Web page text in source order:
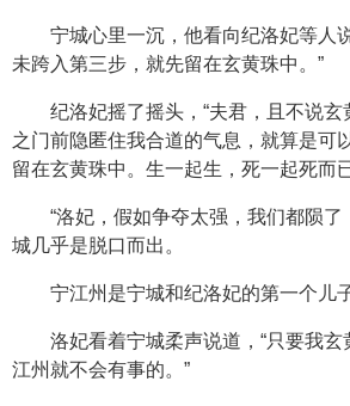
宁城心里一沉，他看向纪洛妃等人
未跨入第三步，就先留在玄黄珠中。”
纪洛妃摇了摇头，“夫君，且不说
之门前隐匿住我合道的气息，就算是可
留在玄黄珠中。生一起生，死一起死而
“洛妃，假如争夺太强，我们都陨了
城几乎是脱口而出。
宁江州是宁城和纪洛妃的第一个儿子
洛妃看着宁城柔声说道，“只要我玄
江州就不会有事的。”